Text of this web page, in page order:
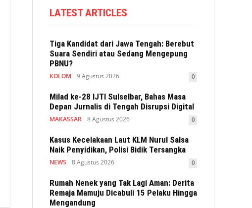
LATEST ARTICLES
Tiga Kandidat dari Jawa Tengah: Berebut
Suara Sendiri atau Sedang Mengepung
PBNU?
KOLOM 9 Agustus 2026 0
Milad ke-28 IJTI Sulselbar, Bahas Masa
Depan Jurnalis di Tengah Disrupsi Digital
MAKASSAR 8 Agustus 2026 0
Kasus Kecelakaan Laut KLM Nurul Salsa
Naik Penyidikan, Polisi Bidik Tersangka
NEWS 8 Agustus 2026 0
Rumah Nenek yang Tak Lagi Aman: Derita
Remaja Mamuju Dicabuli 15 Pelaku Hingga
Mengandung